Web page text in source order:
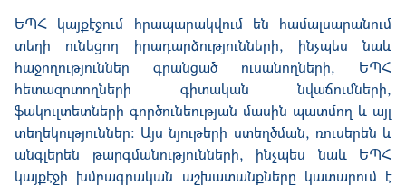
ԵՊՀ կայքէջում հրապարակվում են համալսարանում
տեղի ունեցող իրադարձությունների, ինչպես նաև
հաջողություններ գրանցած ուսանողների, ԵՊՀ
հետազոտողների գիտական նվաճումների,
ֆակուլտետների գործունեության մասին պատմող և այլ
տեղեկություններ: Այս նյութերի ստեղծման, ռուսերեն և
անգլերեն թարգմանությունների, ինչպես նաև ԵՊՀ
կայքէջի խմբագրական աշխատանքները կատարում է